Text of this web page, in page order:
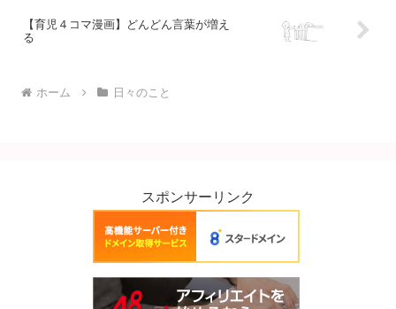
【育児４コマ漫画】どんどん言葉が増え
る
ホーム 日々のこと
スポンサーリンク